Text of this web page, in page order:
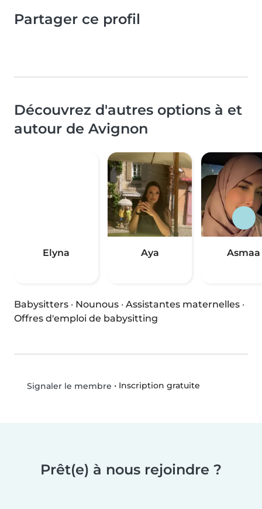
Partager ce profil
Découvrez d'autres options à et
autour de Avignon
Elyna Aya Asmaa
Babysitters · Nounous · Assistantes maternelles ·
Offres d'emploi de babysitting
Signaler le membre • Inscription gratuite
Prêt(e) à nous rejoindre ?